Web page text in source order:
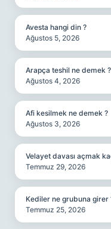
Avesta hangi din ?
Ağustos 5, 2026
Arapça teshil ne demek ?
Ağustos 4, 2026
Afi kesilmek ne demek ?
Ağustos 3, 2026
Velayet davası açmak
Temmuz 29, 2026
Kediler ne grubuna girer
Temmuz 25, 2026